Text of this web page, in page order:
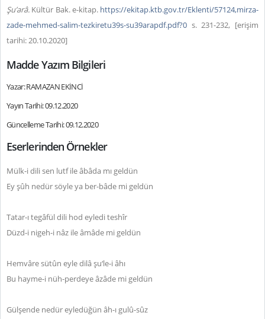
Şu’arâ. Kültür Bak. e-kitap. https://ekitap.ktb.gov.tr/Eklenti/57124,mirza-
zade-mehmed-salim-tezkiretu39s-su39arapdf.pdf?0 s. 231-232, [erişim
tarihi: 20.10.2020]
Madde Yazım Bilgileri
Yazar: RAMAZAN EKİNCİ
Yayın Tarihi: 09.12.2020
Güncelleme Tarihi: 09.12.2020
Eserlerinden Örnekler
Mülk-i dili sen lutf ile âbâda mı geldün
Ey şûh nedür söyle ya ber-bâde mi geldün
Tatar-ı tegâfül dili hod eyledi teshîr
Düzd-i nigeh-i nâz ile âmâde mi geldün
Hemvâre sütûn eyle dilâ şu‘le-i âhı
Bu hayme-i nüh-perdeye âzâde mi geldün
Gülşende nedür eyledüğün âh-ı gulû-sûz